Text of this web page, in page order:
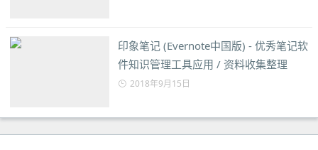
印象笔记 (Evernote中国版) - 优秀笔记软
件知识管理工具应用 / 资料收集整理
2018年9月15日